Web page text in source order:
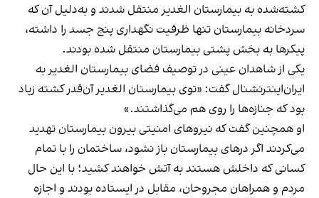
کشته‌شده به بیمارستان الغدیر منتقل شدند و به‌دلیل آن که
سردخانه بیمارستان تنها ظرفیت نگهداری پنج جسد را داشته،
پیکرها به بخش پشتی بیمارستان منتقل شده بودند.
یکی از شاهدان عینی در توصیف فضای بیمارستان الغدیر به
ایران‌اینترنشنال گفت: «توی بیمارستان الغدیر آن‌قدر کشته زیاد
بود که جنازه‌ها را روی هم می‌گذاشتند.»
او همچنین گفت که نیروهای امنیتی بیرون بیمارستان تهدید
می‌کردند اگر درهای بیمارستان باز نشود، ساختمان را با تمام
کسانی که داخلش هستند به آتش خواهند کشید؛ با این حال
مردم و همراهان مجروحان، مقابل در ایستاده بودند و اجازه